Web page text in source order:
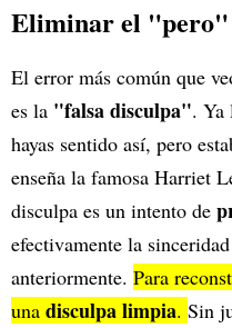
Eliminar el "pero"
El error más común que
es la "falsa disculpa". Ya
hayas sentido así, pero
enseña la famosa Harriet
disculpa es un intento de
efectivamente la
anteriormente. Para
una disculpa limpia. Sin